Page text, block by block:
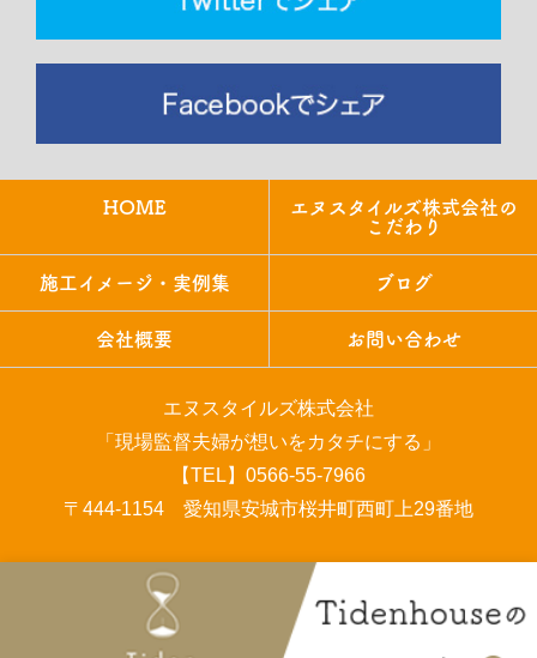
HOME
エヌスタイルズ株式会社の
こだわり
施工イメージ・実例集 ブログ
会社概要 お問い合わせ
エヌスタイルズ株式会社
「現場監督夫婦が想いをカタチにする」
【TEL】0566-55-7966
〒444-1154 愛知県安城市桜井町西町上29番地
COPYRIGHT © エヌスタイルズ株式会社 All rights reserved.